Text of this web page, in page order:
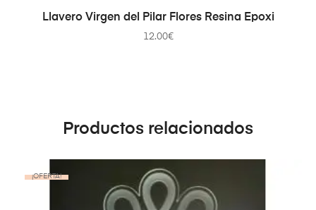
AÑADIR AL CARRITO
Llavero Virgen del Pilar Flores Resina Epoxi
12.00€
Productos relacionados
¡OFERTA!